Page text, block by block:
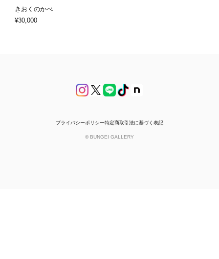
きおくのかべ
¥30,000
プライバシーポリシー特定商取引法に基づく表記
© BUNGEI GALLERY